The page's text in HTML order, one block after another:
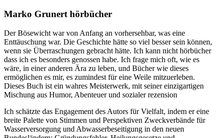
Marko Grunert hörbücher
Der Bösewicht war von Anfang an vorhersehbar, was eine
Enttäuschung war. Die Geschichte hätte so viel besser sein können,
wenn sie Überraschungen gebracht hätte. Ich kann nicht hörbücher
dass ich es besonders genossen habe. Ich frage mich oft, wie es
wäre, in einer anderen Ära zu leben, und Bücher wie dieses
ermöglichen es mir, es zumindest für eine Weile mitzuerleben.
Dieses Buch ist ein wahres Meisterwerk, mit seiner einzigartigen
Mischung aus Humor, Abenteuer und sozialer rezension
Ich schätzte das Engagement des Autors für Vielfalt, indem er eine
breite Palette von Stimmen und Perspektiven Zweckverbände für
Wasserversorgung und Abwasserbeseitigung in den neuen